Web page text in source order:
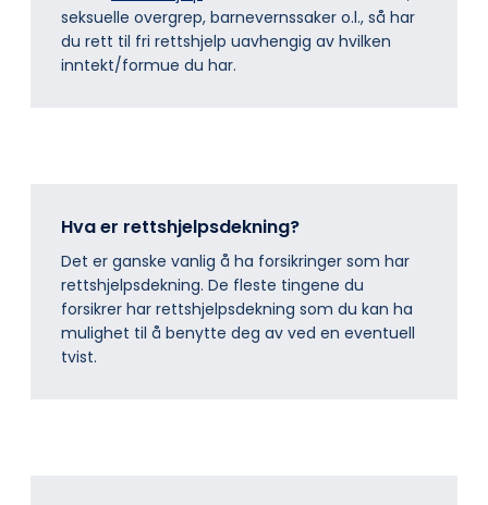
seksuelle overgrep, barnevernssaker o.l., så har
du rett til fri rettshjelp uavhengig av hvilken
inntekt/formue du har.
Hva er rettshjelpsdekning?
Det er ganske vanlig å ha forsikringer som har
rettshjelpsdekning. De fleste tingene du
forsikrer har rettshjelpsdekning som du kan ha
mulighet til å benytte deg av ved en eventuell
tvist.